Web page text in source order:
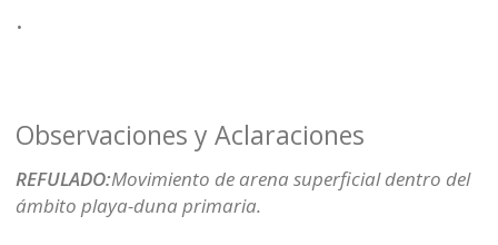
.
Observaciones y Aclaraciones
REFULADO:Movimiento de arena superficial dentro del
ámbito playa-duna primaria.